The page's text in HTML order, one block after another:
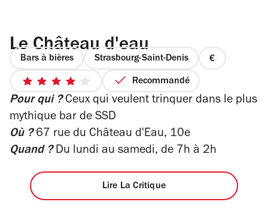
Le Château d'eau
Bars à bières Strasbourg-Saint-Denis
prix
4
sur
5
étoiles
Recommandé
Pour qui ?Ceux qui veulent trinquer dans le plus
mythique bar de SSD
Où ?67 rue du Château d'Eau, 10e
Quand ?Du lundi au samedi, de 7h à 2h
Lire La Critique